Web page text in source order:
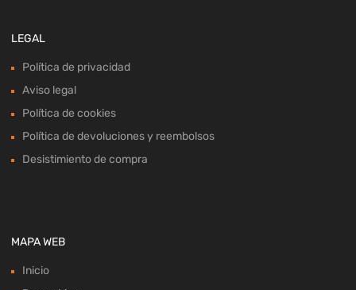
LEGAL
Política de privacidad
Aviso legal
Política de cookies
Política de devoluciones y reembolsos
Desistimiento de compra
MAPA WEB
Inicio